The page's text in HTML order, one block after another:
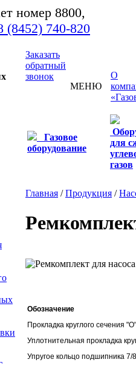
номер 8800,
(8452) 740-820
Заказать
обратный
звонок
МЕНЮ
О
Газовое
оборудование
для
газов
Главная /Продукция /
Обозначение
Прокладка круглого сечения
Уплотнительная прокладка
Упругое кольцо подшипника 7/